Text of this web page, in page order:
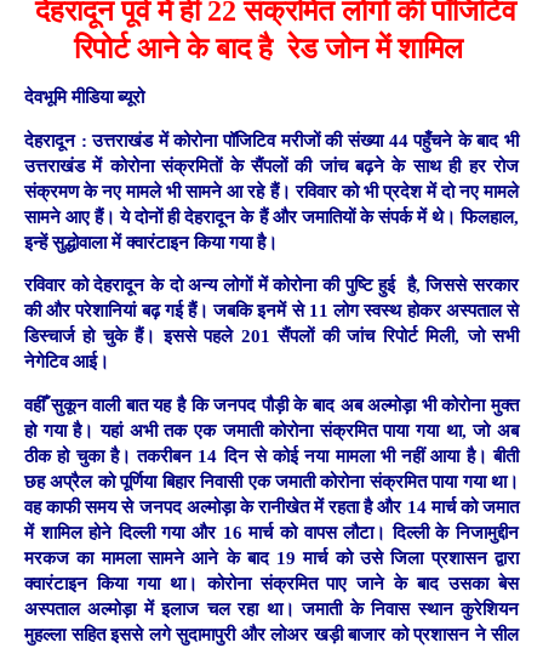
देहरादून पूर्व में ही 22 संक्रमित लोगों की पॉजिटिव
रिपोर्ट आने के बाद है रेड जोन में शामिल
देवभूमि मीडिया ब्यूरो
देहरादून : उत्तराखंड में कोरोना पॉजिटिव मरीजों की संख्या 44 पहुँचने के बाद भी
उत्तराखंड में कोरोना संक्रमितों के सैंपलों की जांच बढ़ने के साथ ही हर रोज
संक्रमण के नए मामले भी सामने आ रहे हैं।रविवार को भी प्रदेश में दो नए मामले
सामने आए हैं। ये दोनों ही देहरादून के हैं और जमातियों के संपर्क में थे। फिलहाल,
इन्हें सुद्धोवाला में क्वारंटाइन किया गया है।
रविवार को देहरादून के दो अन्य लोगों में कोरोना की पुष्टि हुई है, जिससे सरकार
की और परेशानियां बढ़ गई हैं। जबकि इनमें से 11 लोग स्वस्थ होकर अस्पताल से
डिस्चार्ज हो चुके हैं। इससे पहले 201 सैंपलों की जांच रिपोर्ट मिली, जो सभी
नेगेटिव आई।
वहीँ सुकून वाली बात यह है कि जनपद पौड़ी के बाद अब अल्मोड़ा भी कोरोना मुक्त
हो गया है। यहां अभी तक एक जमाती कोरोना संक्रमित पाया गया था, जो अब
ठीक हो चुका है। तकरीबन 14 दिन से कोई नया मामला भी नहीं आया है। बीती
छह अप्रैल को पूर्णिया बिहार निवासी एक जमाती कोरोना संक्रमित पाया गया था।
वह काफी समय से जनपद अल्मोड़ा के रानीखेत में रहता है और 14 मार्च को जमात
में शामिल होने दिल्ली गया और 16 मार्च को वापस लौटा। दिल्ली के निजामुद्दीन
मरकज का मामला सामने आने के बाद 19 मार्च को उसे जिला प्रशासन द्वारा
क्वारंटाइन किया गया था। कोरोना संक्रमित पाए जाने के बाद उसका बेस
अस्पताल अल्मोड़ा में इलाज चल रहा था। जमाती के निवास स्थान कुरेशियन
मुहल्ला सहित इससे लगे सुदामापुरी और लोअर खड़ी बाजार को प्रशासन ने सील